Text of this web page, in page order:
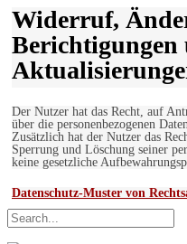
Widerruf,
Berichtigungen
Der Nutzer hat das Recht, auf
über die personenbezogenen
Zusätzlich hat der Nutzer das
Sperrung und Löschung seiner
keine gesetzliche
Datenschutz-Muster von